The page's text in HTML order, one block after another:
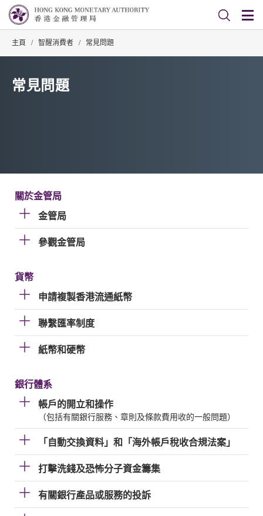
主頁 / 智醒消費者 / 常見問題
常見問題
關於金管局
金管局
參觀金管局
貨幣
申請複製香港流通紙幣
聯繫匯率制度
紙幣和硬幣
銀行體系
帳戶的開立和操作
（包括有關銀行服務、章則及條款費用收的一般問題）
「自動交換資料」和「海外帳戶稅收合規法案」
打擊洗錢及恐怖分子資金籌集
有關銀行產品或服務的投訴